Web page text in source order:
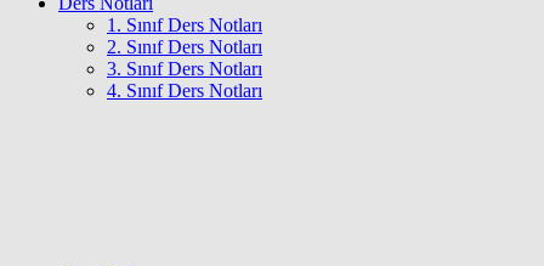
1. Sınıf Ders Notları
2. Sınıf Ders Notları
3. Sınıf Ders Notları
4. Sınıf Ders Notları